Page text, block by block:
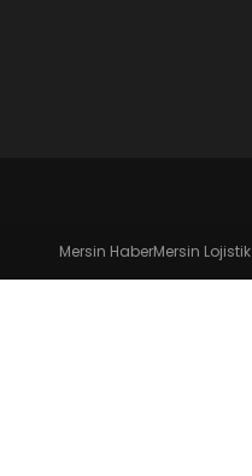
Mersin HaberMersin Lojistik